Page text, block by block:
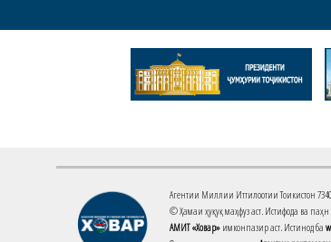
Агентии Миллии Иттилоотии Тоҷикистон
© Ҳамаи ҳуқуқ маҳфуз аст. Истифода ва
АМИТ «Ховар» имконпазир аст. Истинод ба